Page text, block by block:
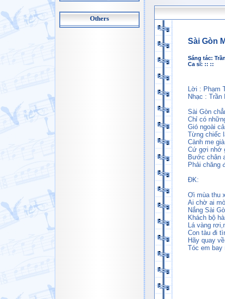
Others
Sài Gòn
Sáng tác:
Ca sĩ: :: ::
Lời : Phạm
Nhạc :
Sài Gòn
Chỉ có
Gió ngoài
Từng chiếc
Cành me
Cứ gợi nhớ
Bước chân
Phải chăng
ĐK:
Ơi mùa thu
Ai chờ ai
Nắng Sài
Khách bộ
Lá vàng
Con tàu đi
Hãy quay
Tóc em